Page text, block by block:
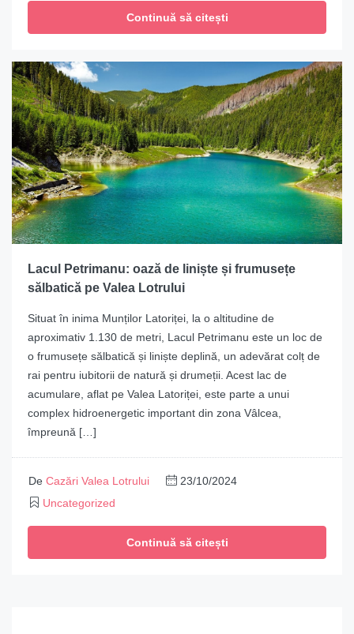
Continuă să citești
Lacul Petrimanu: oază de liniște și frumusețe
sălbatică pe Valea Lotrului
Situat în inima Munților Latoriței, la o altitudine de
aproximativ 1.130 de metri, Lacul Petrimanu este un loc de
o frumusețe sălbatică și liniște deplină, un adevărat colț de
rai pentru iubitorii de natură și drumeții. Acest lac de
acumulare, aflat pe Valea Latoriței, este parte a unui
complex hidroenergetic important din zona Vâlcea,
împreună […]
De Cazări Valea Lotrului
23/10/2024
Uncategorized
Continuă să citești